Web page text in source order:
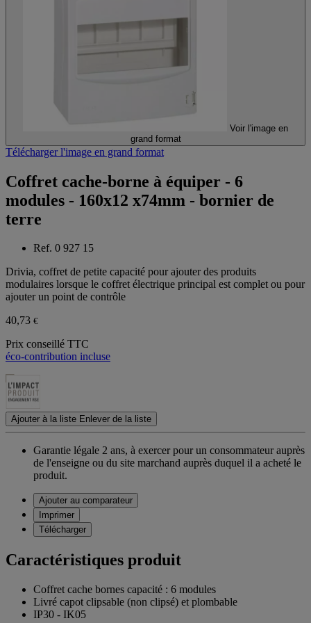
Voir l'image en
grand format
Télécharger l'image en grand format
Coffret cache-borne à équiper - 6
modules - 160x12 x74mm - bornier de
terre
Ref. 0 927 15
Drivia, coffret de petite capacité pour ajouter des produits
modulaires lorsque le coffret électrique principal est complet ou pour
ajouter un point de contrôle
40,73 €
Prix conseillé TTC
éco-contribution incluse
Ajouter à la liste Enlever de la liste
Garantie légale 2 ans, à exercer pour un consommateur auprès
de l'enseigne ou du site marchand auprès duquel il a acheté le
produit.
Ajouter au comparateur
Imprimer
Télécharger
Caractéristiques produit
Coffret cache bornes capacité : 6 modules
Livré capot clipsable (non clipsé) et plombable
IP30 - IK05